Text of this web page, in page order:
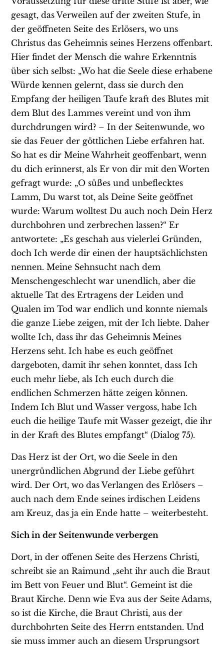
gesagt, das Verweilen auf der zweiten Stufe, in
der geöffneten Seite des Erlösers, wo uns
Christus das Geheimnis seines Herzens offenbart.
Hier findet der Mensch die wahre Erkenntnis
über sich selbst: „Wo hat die Seele diese erhabene
Würde kennen gelernt, dass sie durch den
Empfang der heiligen Taufe kraft des Blutes mit
dem Blut des Lammes vereint und von ihm
durchdrungen wird? – In der Seitenwunde, wo
sie das Feuer der göttlichen Liebe erfahren hat.
So hat es dir Meine Wahrheit geoffenbart, wenn
du dich erinnerst, als Er von dir mit den Worten
gefragt wurde: „O süßes und unbeflecktes
Lamm, Du warst tot, als Deine Seite geöffnet
wurde: Warum wolltest Du auch noch Dein Herz
durchbohren und zerbrechen lassen?“ Er
antwortete: „Es geschah aus vielerlei Gründen,
doch Ich werde dir einen der hauptsächlichsten
nennen. Meine Sehnsucht nach dem
Menschengeschlecht war unendlich, aber die
aktuelle Tat des Ertragens der Leiden und
Qualen im Tod war endlich und konnte niemals
die ganze Liebe zeigen, mit der Ich liebte. Daher
wollte Ich, dass ihr das Geheimnis Meines
Herzens seht. Ich habe es euch geöffnet
dargeboten, damit ihr sehen konntet, dass Ich
euch mehr liebe, als Ich euch durch die
endlichen Schmerzen hätte zeigen können.
Indem Ich Blut und Wasser vergoss, habe Ich
euch die heilige Taufe mit Wasser gezeigt, die ihr
in der Kraft des Blutes empfangt“ (Dialog 75).
Das Herz ist der Ort, wo die Seele in den
unergründlichen Abgrund der Liebe geführt
wird. Der Ort, wo das Verlangen des Erlösers –
auch nach dem Ende seines irdischen Leidens
am Kreuz, das ja ein Ende hatte – weiterbesteht.
Sich in der Seitenwunde verbergen
Dort, in der offenen Seite des Herzens Christi,
schreibt sie an Raimund „seht ihr auch die Braut
im Bett von Feuer und Blut“. Gemeint ist die
Braut Kirche. Denn wie Eva aus der Seite Adams,
so ist die Kirche, die Braut Christi, aus der
durchbohrten Seite des Herrn entstanden. Und
sie muss immer auch an diesem Ursprungsort